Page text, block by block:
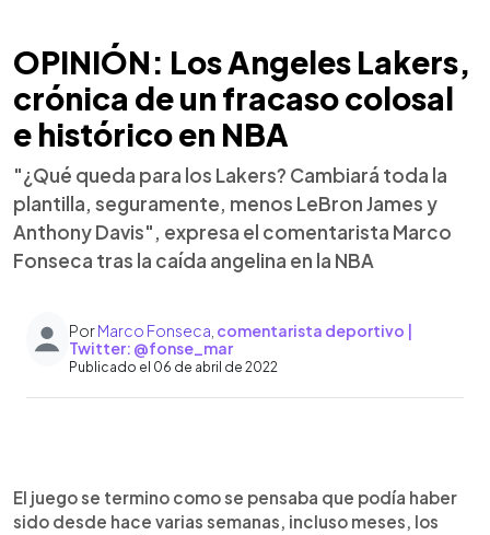
OPINIÓN: Los Angeles Lakers,
crónica de un fracaso colosal
e histórico en NBA
"¿Qué queda para los Lakers? Cambiará toda la
plantilla, seguramente, menos LeBron James y
Anthony Davis", expresa el comentarista Marco
Fonseca tras la caída angelina en la NBA
PorMarco Fonseca comentarista deportivo |
Twitter: @fonse_mar
Publicado el 06 de abril de 2022
Escuchar artículo
El juego se termino como se pensaba que podía haber
sido desde hace varias semanas, incluso meses, los